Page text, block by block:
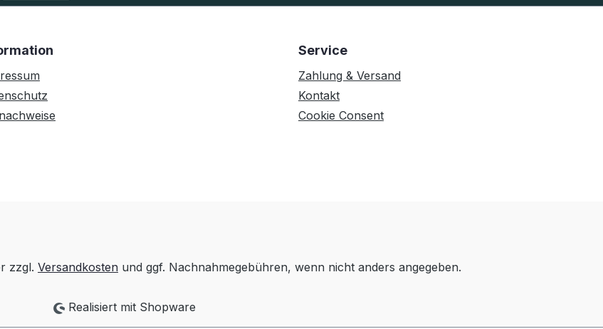
Service
Zahlung & Versand
Kontakt
Cookie Consent
zzgl. Versandkosten und ggf. Nachnahmegebühren, wenn nicht anders angegeben.
Realisiert mit Shopware